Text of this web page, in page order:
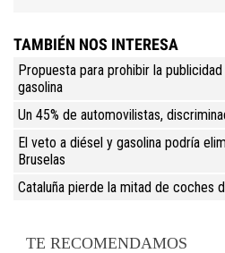
TAMBIÉN NOS INTERESA
Propuesta para prohibir la
gasolina
Un 45% de automovilistas,
El veto a diésel y gasolina podría
Bruselas
Cataluña pierde la mitad de coches
TE RECOMENDAMOS